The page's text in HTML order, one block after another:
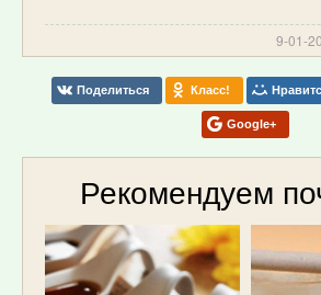
9-01-
Поделиться Класс!
Google+
Рекомендуем